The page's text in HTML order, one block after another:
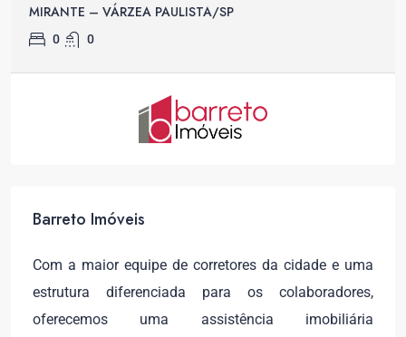
MIRANTE – VÁRZEA PAULISTA/SP
0 0
Barreto Imóveis
Com a maior equipe de corretores da cidade e uma
estrutura diferenciada para os colaboradores,
oferecemos uma assistência imobiliária